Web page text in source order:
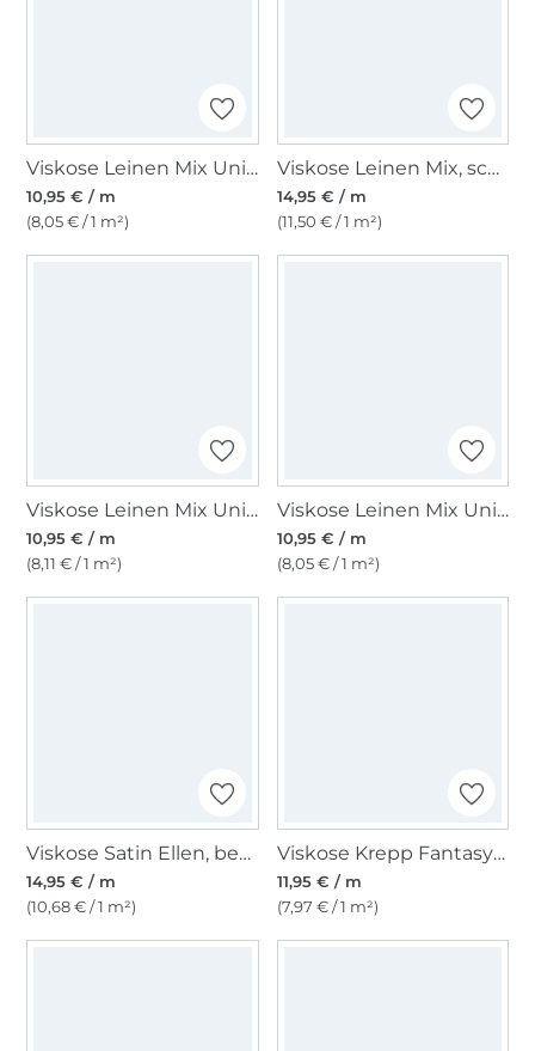
Viskose Leinen Mix Uni, hellkhaki
10,95 € / m
(8,05 € / 1 m²)
Viskose Leinen Mix, schwarz
14,95 € / m
(11,50 € / 1 m²)
Viskose Leinen Mix Uni, rosa
10,95 € / m
(8,11 € / 1 m²)
Viskose Leinen Mix Uni, rot
10,95 € / m
(8,05 € / 1 m²)
Viskose Satin Ellen, beere
14,95 € / m
(10,68 € / 1 m²)
Viskose Krepp Fantasy Mosaik, blau
11,95 € / m
(7,97 € / 1 m²)